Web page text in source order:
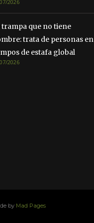
2026
trampa que no tiene
trata de personas en
de estafa global
2026
by Mad Pages